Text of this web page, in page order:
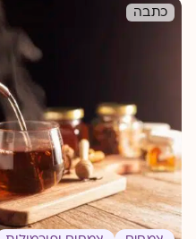
כתבה